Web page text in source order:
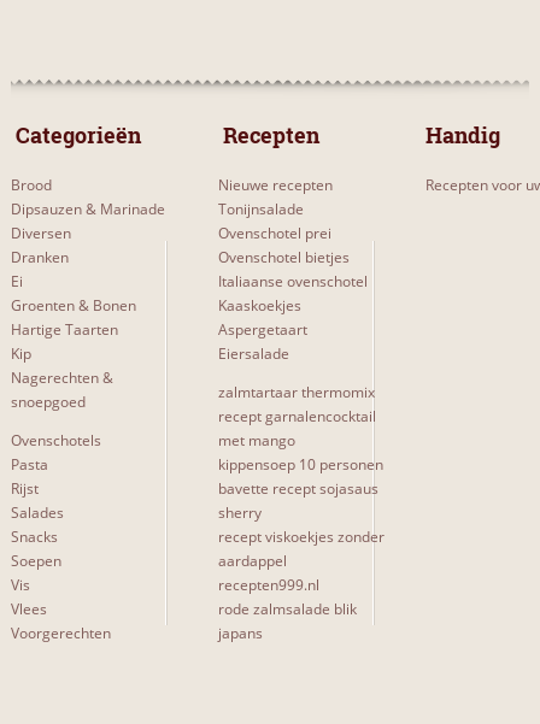
Categorieën
Brood
Dipsauzen & Marinade
Diversen
Dranken
Ei
Groenten & Bonen
Hartige Taarten
Kip
Nagerechten &
snoepgoed
Ovenschotels
Pasta
Rijst
Salades
Snacks
Soepen
Vis
Vlees
Voorgerechten
Recepten
Nieuwe recepten
Tonijnsalade
Ovenschotel prei
Ovenschotel bietjes
Italiaanse ovenschotel
Kaaskoekjes
Aspergetaart
Eiersalade
zalmtartaar thermomix
recept garnalencocktail
met mango
kippensoep 10 personen
bavette recept sojasaus
sherry
recept viskoekjes zonder
aardappel
recepten999.nl
rode zalmsalade blik
japans
Handig
Recepten voor